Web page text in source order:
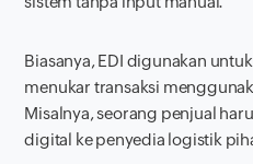
Biasanya, EDI digunakan
menukar transaksi
Misalnya, seorang penjual
digital ke penyedia logistik